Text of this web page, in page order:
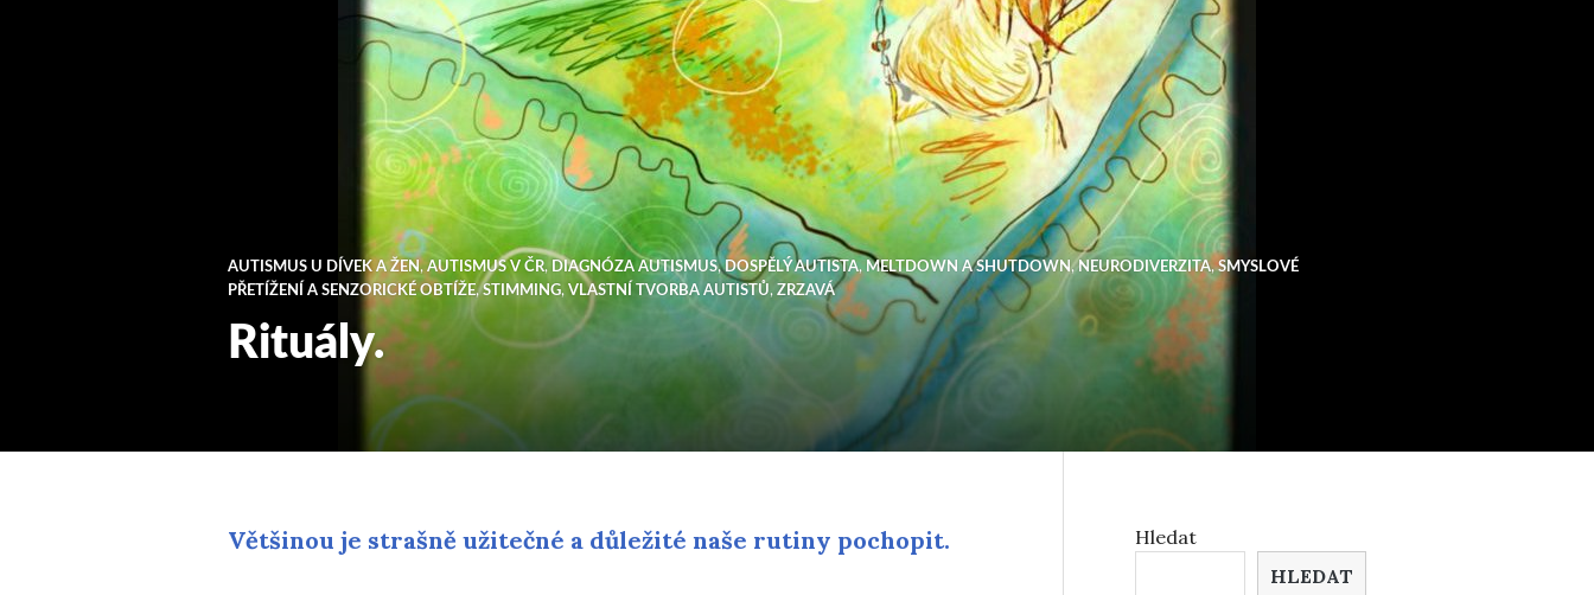
AUTISMUS U DÍVEK A ŽEN, AUTISMUS V ČR, DIAGNÓZA AUTISMUS,DOSPĚLÝ AUTISTA, MELTDOWN A SHUTDOWN,NEURODIVERZITA,SMYSLOVÉ
PŘETÍŽENÍ A SENZORICKÉ OBTÍŽE,STIMMING, VLASTNÍ TVORBA AUTISTŮ, ZRZAVÁ
Rituály.
Většinou je strašně užitečné a důležité naše rutiny pochopit.
Hledat
HLEDAT